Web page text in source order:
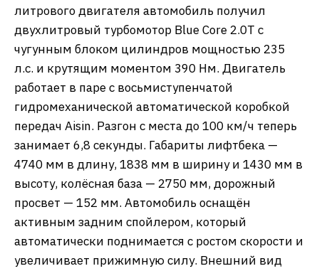
литрового двигателя автомобиль получил
двухлитровый турбомотор Blue Core 2.0T с
чугунным блоком цилиндров мощностью 235
л.с. и крутящим моментом 390 Нм. Двигатель
работает в паре с восьмиступенчатой
гидромеханической автоматической коробкой
передач Aisin. Разгон с места до 100 км/ч теперь
занимает 6,8 секунды. Габариты лифтбека —
4740 мм в длину, 1838 мм в ширину и 1430 мм в
высоту, колёсная база — 2750 мм, дорожный
просвет — 152 мм. Автомобиль оснащён
активным задним спойлером, который
автоматически поднимается с ростом скорости и
увеличивает прижимную силу. Внешний вид